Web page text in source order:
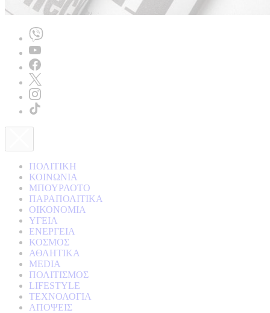
ΠΟΛΙΤΙΚΗ
ΚΟΙΝΩΝΙΑ
ΜΠΟΥΡΛΟΤΟ
ΠΑΡΑΠΟΛΙΤΙΚΑ
ΟΙΚΟΝΟΜΙΑ
ΥΓΕΙΑ
ΕΝΕΡΓΕΙΑ
ΚΟΣΜΟΣ
ΑΘΛΗΤΙΚΑ
MEDIA
ΠΟΛΙΤΙΣΜΟΣ
LIFESTYLE
ΤΕΧΝΟΛΟΓΙΑ
ΑΠΟΨΕΙΣ